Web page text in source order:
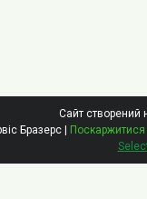
Сайт створений
Сервіс Бразерс | Поскаржитися